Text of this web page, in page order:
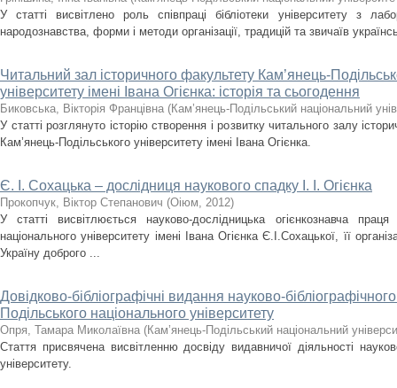
У статті висвітлено роль співпраці бібліотеки університету з
народознавства, форми і методи організації, традицій та звичаїв
Читальний зал історичного факультету Кам’янець-
університету імені Івана Огієнка: історія та сьогодення
Биковська, Вікторія Францівна (Кам’янець-Подільський національний
У статті розглянуто історію створення і розвитку читального залу
Кам’янець-Подільського університету імені Івана Огієнка.
Є. І. Сохацька – дослідниця наукового спадку І. І. Огієнка
Прокопчук, Віктор Степанович (Оіюм, 2012)
У статті висвітлюється науково-дослідницька огієнкознавча
національного університету імені Івана Огієнка Є.І.Сохацької, її
Україну доброго ...
Довідково-бібліографічні видання науково-
Подільського національного університету
Опря, Тамара Миколаївна (Кам’янець-Подільський національний
Стаття присвячена висвітленню досвіду видавничої діяльності
університету.